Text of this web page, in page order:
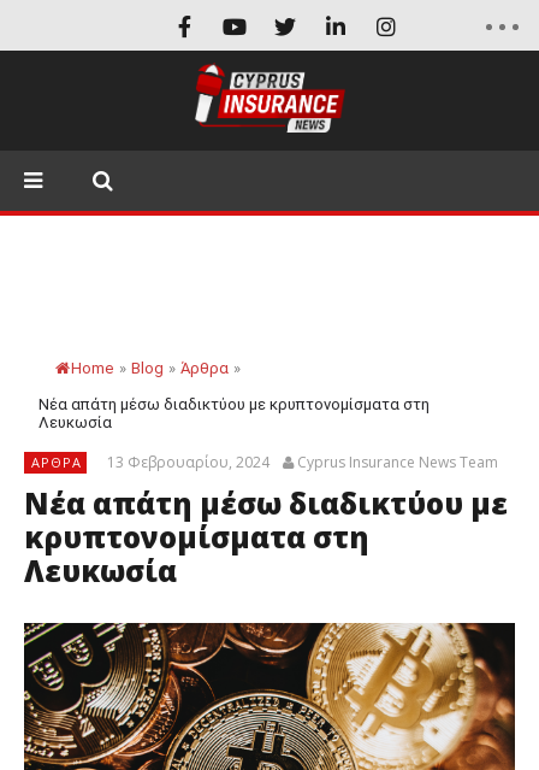
Home » Blog » Άρθρα »
Νέα απάτη μέσω διαδικτύου με κρυπτονομίσματα στη
Λευκωσία
ΆΡΘΡΑ 13 Φεβρουαρίου, 2024 Cyprus Insurance News Team
Νέα απάτη μέσω διαδικτύου με
κρυπτονομίσματα στη
Λευκωσία